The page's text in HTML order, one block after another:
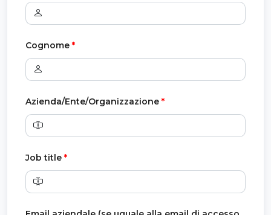
Cognome *
Azienda/Ente/Organizzazione *
Job title *